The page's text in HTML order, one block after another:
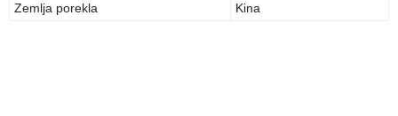
Zemlja porekla
Kina